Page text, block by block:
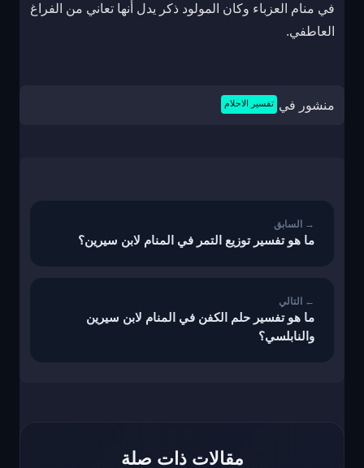
في منام العزباء وكان المولود ذكر يدل أنها تعاني من الفراغ
العاطفي.
منشور في تفسير الاحلام
ما هو تفسير توزيع التمر في المنام لابن سيرين؟
ما هو تفسير حلم الكفن في المنام لابن سيرين
والنابلسي؟
مقالات ذات صلة